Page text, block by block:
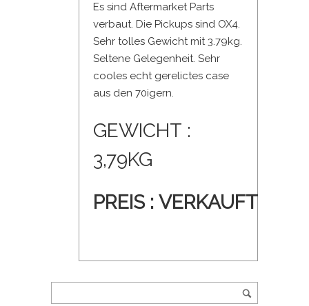
Es sind Aftermarket Parts
verbaut. Die Pickups sind OX4.
Sehr tolles Gewicht mit 3.79kg.
Seltene Gelegenheit. Sehr
cooles echt gerelictes case
aus den 70igern.
GEWICHT :
3,79KG
PREIS : VERKAUFT